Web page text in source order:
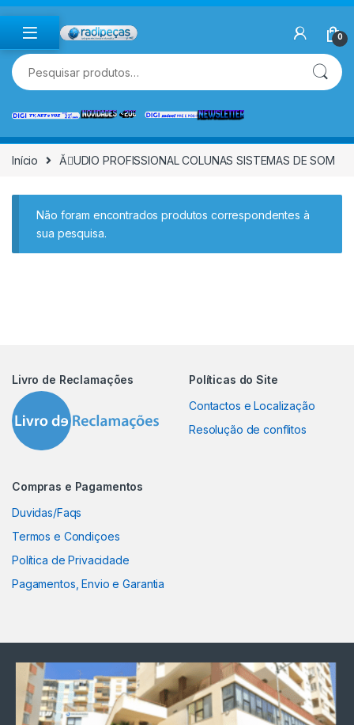
Skip to navigation
Skip to content
0
Pesquisar por:
Início ĂUDIO PROFISSIONAL COLUNAS SISTEMAS DE SOM
Não foram encontrados produtos correspondentes à
sua pesquisa.
Livro de Reclamações
Políticas do Site
Contactos e Localização
Resolução de conflitos
Compras e Pagamentos
Duvidas/Faqs
Termos e Condiçoes
Política de Privacidade
Pagamentos, Envio e Garantia